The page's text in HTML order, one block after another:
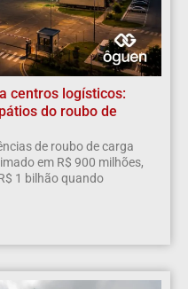
centros logísticos:
do roubo de
de roubo de carga
em R$ 900 milhões,
1 bilhão quando